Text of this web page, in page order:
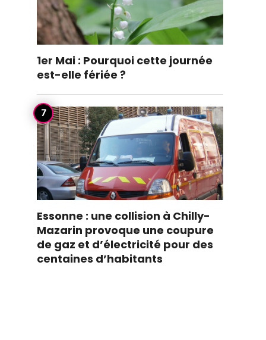
1er Mai : Pourquoi cette journée
est-elle fériée ?
Essonne : une collision à Chilly-
Mazarin provoque une coupure
de gaz et d’électricité pour des
centaines d’habitants